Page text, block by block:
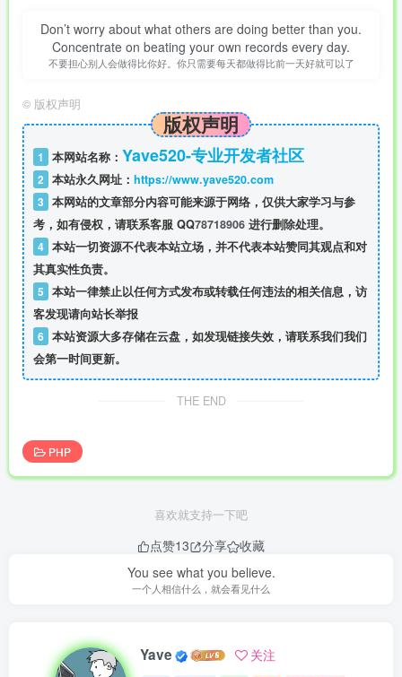
Don’t worry about what others are doing better than you.
Concentrate on beating your own records every day.
不要担心别人会做得比你好。你只需要每天都做得比前一天好就可以了
© 版权声明
版权声明
1 本网站名称： Yave520-专业开发者社区
2 本站永久网址： https://www.yave520.com
3 本网站的文章部分内容可能来源于网络，仅供大家学习与参
考，如有侵权，请联系客服 QQ78718906 进行删除处理。
4 本站一切资源不代表本站立场，并不代表本站赞同其观点和对
其真实性负责。
5 本站一律禁止以任何方式发布或转载任何违法的相关信息，访
客发现请向站长举报
6 本站资源大多存储在云盘，如发现链接失效，请联系我们我们
会第一时间更新。
THE END
PHP
喜欢就支持一下吧
点赞13 分享
收藏
You see what you believe.
一个人相信什么，就会看见什么
Yave 关注